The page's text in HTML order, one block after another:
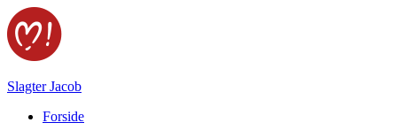
Slagter Jacob
Forside